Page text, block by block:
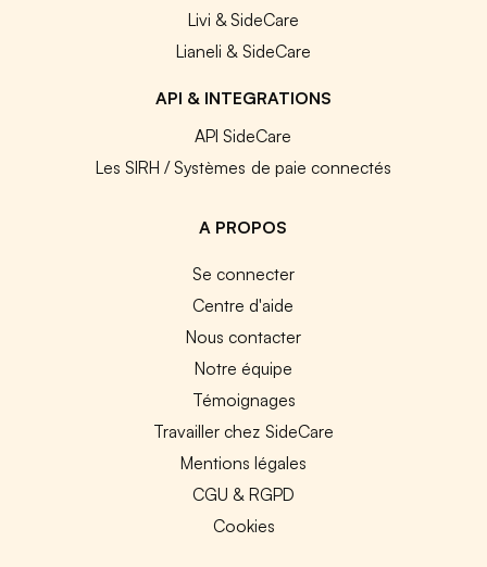
Livi & SideCare
Lianeli & SideCare
API & INTEGRATIONS
API SideCare
Les SIRH / Systèmes de paie connectés
A PROPOS
Se connecter
Centre d'aide
Nous contacter
Notre équipe
Témoignages
Travailler chez SideCare
Mentions légales
CGU & RGPD
Cookies